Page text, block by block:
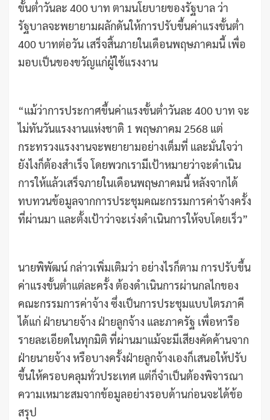
ขั้นต่ำวันละ 400 บาท ตามนโยบายของรัฐบาล ว่า
รัฐบาลจะพยายามผลักดันให้การปรับขึ้นค่าแรงขั้นต่ำ
400 บาทต่อวัน เสร็จสิ้นภายในเดือนพฤษภาคมนี้ เพื่อ
มอบเป็นของขวัญแก่ผู้ใช้แรงงาน
“แม้ว่าการประกาศขึ้นค่าแรงขั้นต่ำวันละ 400 บาท จะ
ไม่ทันวันแรงงานแห่งชาติ 1 พฤษภาคม 2568 แต่
กระทรวงแรงงานจะพยายามอย่างเต็มที่ และมั่นใจว่า
ยังไงก็ต้องสำเร็จ โดยพวกเรามีเป้าหมายว่าจะดำเนิน
การให้แล้วเสร็จภายในเดือนพฤษภาคมนี้ หลังจากได้
ทบทวนข้อมูลจากการประชุมคณะกรรมการค่าจ้างครั้ง
ที่ผ่านมา และตั้งเป้าว่าจะเร่งดำเนินการให้จบโดยเร็ว”
นายพิพัฒน์ กล่าวเพิ่มเติมว่า อย่างไรก็ตาม การปรับขึ้น
ค่าแรงขั้นต่ำแต่ละครั้ง ต้องดำเนินการผ่านกลไกของ
คณะกรรมการค่าจ้าง ซึ่งเป็นการประชุมแบบไตรภาคี
ได้แก่ ฝ่ายนายจ้าง ฝ่ายลูกจ้าง และภาครัฐ เพื่อหารือ
รายละเอียดในทุกมิติ ที่ผ่านมาแม้จะมีเสียงคัดค้านจาก
ฝ่ายนายจ้าง หรือบางครั้งฝ่ายลูกจ้างเองก็เสนอให้ปรับ
ขึ้นให้ครอบคลุมทั่วประเทศ แต่ก็จำเป็นต้องพิจารณา
ความเหมาะสมจากข้อมูลอย่างรอบด้านก่อนจะได้ข้อ
สรุป